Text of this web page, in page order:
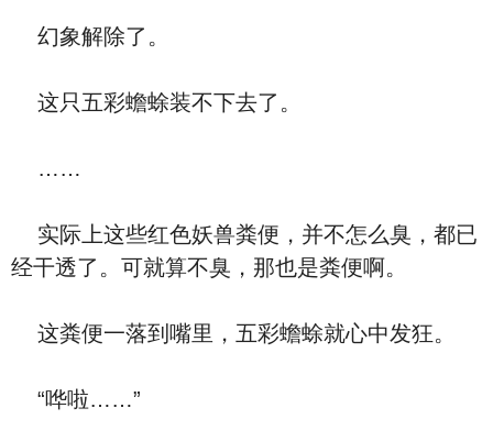
幻象解除了。
这只五彩蟾蜍装不下去了。
……
实际上这些红色妖兽粪便，并不怎么臭，都已
经干透了。可就算不臭，那也是粪便啊。
这粪便一落到嘴里，五彩蟾蜍就心中发狂。
“哗啦……”